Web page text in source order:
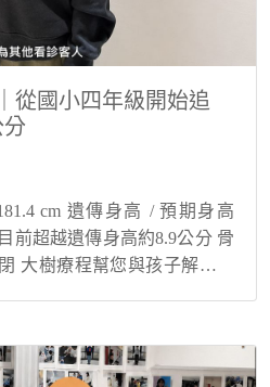
從國小四年級開始追
cm 遺傳身高 / 預期身高
前超越遺傳身高約8.9公分 骨
大樹療程幫您與孩子解決身